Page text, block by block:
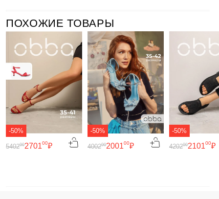
ПОХОЖИЕ ТОВАРЫ
-50%
270100₽
540200
-50%
200100₽
400200
-50%
210100₽
420200